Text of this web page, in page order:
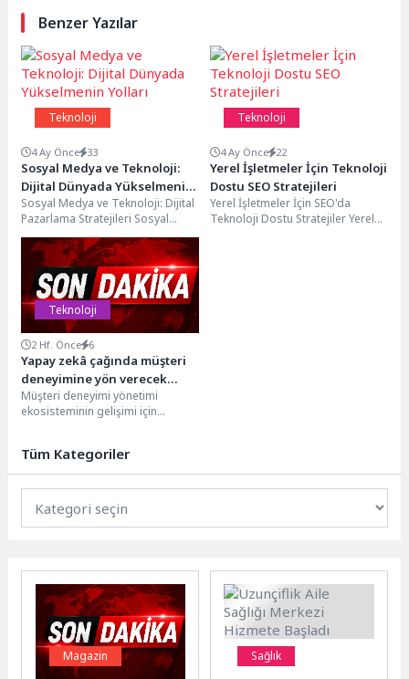
Benzer Yazılar
Teknoloji
4 Ay Önce 33
Sosyal Medya ve Teknoloji:
Dijital Dünyada Yükselmenin
Yolları
Sosyal Medya ve Teknoloji: Dijital
Pazarlama Stratejileri Sosyal
medya ve teknoloji, dijital
pazarlama dünyasında hızla...
Teknoloji
4 Ay Önce 22
Yerel İşletmeler İçin Teknoloji
Dostu SEO Stratejileri
Yerel İşletmeler İçin SEO'da
Teknoloji Dostu Stratejiler Yerel
Teknoloji
2 Hf. Önce 6
Yapay zekâ çağında müşteri
deneyimine yön verecek
liderleri MDYD ve Koç
Üniversitesi yetiştirecek
Müşteri deneyimi yönetimi
ekosisteminin gelişimi için
Teknolojileri Derneği (MDYD),
1993...
Tüm Kategoriler
Magazin Sağlık